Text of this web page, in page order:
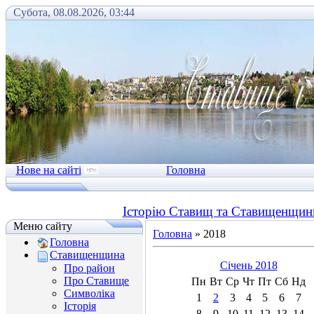
Субота, 08.08.2026, 03:44
Нове на сайті Головна
Історію Ставищ та
Меню сайту
Головна
Ставищенщина
Про район
Про Ставище
Символіка
Історія
Головна » 2018
Січень 2018
Пн Вт Ср Чт Пт Сб Нд
1
2 3 4 5 6
7